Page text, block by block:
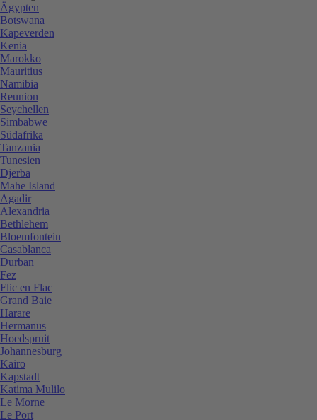
Ägypten
Botswana
Kapeverden
Kenia
Marokko
Mauritius
Namibia
Reunion
Seychellen
Simbabwe
Südafrika
Tanzania
Tunesien
Djerba
Mahe Island
Agadir
Alexandria
Bethlehem
Bloemfontein
Casablanca
Durban
Fez
Flic en Flac
Grand Baie
Harare
Hermanus
Hoedspruit
Johannesburg
Kairo
Kapstadt
Katima Mulilo
Le Morne
Le Port